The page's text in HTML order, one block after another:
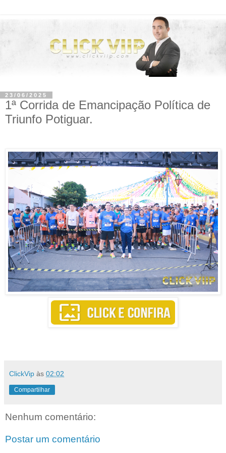
23/06/2025
1ª Corrida de Emancipação Política de
Triunfo Potiguar.
ClickVip às 02:02
Compartilhar
Nenhum comentário:
Postar um comentário